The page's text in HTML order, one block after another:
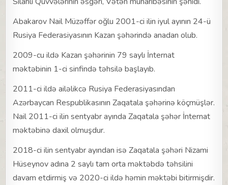
Abakarov Nail Müzəffər oğlu 2001-ci ilin iyul ayının 24-ü
Rusiya Federasiyasının Kazan şəhərində anadan olub.
2009-cu ildə Kazan şəhərinin 79 saylı İnternat
məktəbinin 1-ci sinfində təhsilə başlayıb.
2011-ci ildə ailəlikcə Rusiya Federasiyasından
Azərbaycan Respublikasının Zaqatala şəhərinə köçmüşlər.
Nail 2011-ci ilin sentyabr ayında Zaqatala şəhər İnternat
məktəbinə daxil olmuşdur.
2018-ci ilin sentyabr ayından isə Zaqatala şəhəri Nizami
Hüseynov adına 2 saylı tam orta məktəbdə təhsilini
davam etdirmiş və 2020-ci ildə həmin məktəbi bitirmişdir.